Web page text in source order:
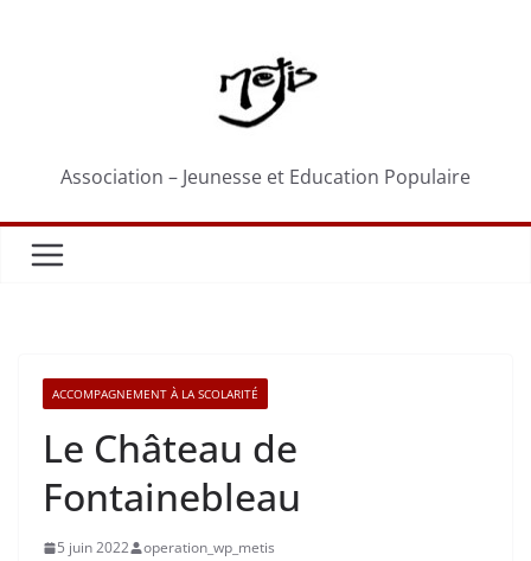
Association – Jeunesse et Education Populaire
ACCOMPAGNEMENT À LA SCOLARITÉ
Le Château de
Fontainebleau
5 juin 2022 operation_wp_metis